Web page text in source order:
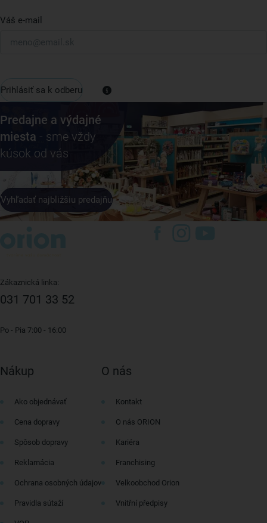
Váš e-mail
Prihlásiť sa k odberu
Predajne a výdajné
miesta - sme vždy
kúsok od vás
Vyhľadať najbližšiu predajňu
Zákaznická linka:
031 701 33 52
Po - Pia 7:00 - 16:00
Nákup
Ako objednávať
Cena dopravy
Spôsob dopravy
Reklamácia
Ochrana osobných údajov
Pravidla sútaží
O nás
Kontakt
O nás ORION
Kariéra
Franchising
Velkoobchod Orion
Vnitřní předpisy